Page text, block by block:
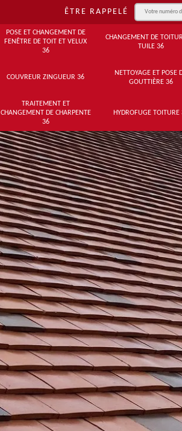
ÊTRE RAPPELÉ
POSE ET CHANGEMENT DE
FENÊTRE DE TOIT ET VELUX
36
CHANGEMENT DE
TUILE 36
COUVREUR ZINGUEUR 36
NETTOYAGE ET POSE
GOUTTIÈRE 36
TRAITEMENT ET
CHANGEMENT DE CHARPENTE
36
HYDROFUGE TOITURE